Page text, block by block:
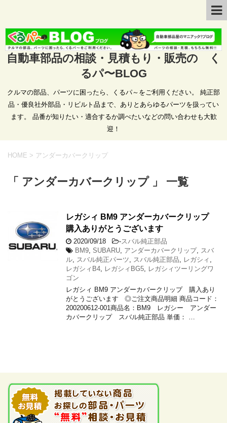
自動車部品の相談・見積もり・販売の く
るパ〜BLOG
クルマの部品、パーツに困ったら、くるパ～をご利用ください。 純正部
品・優良社外部品・リビルト品まで、ありとあらゆるパーツを扱ってい
ます。 品番が知りたい・適合するか調べたいなどの問い合わせも大歓
迎！
HOME > アンダーカバークリップ
「 アンダーカバークリップ 」 一覧
レガシィ BM9 アンダーカバークリップ
購入ありがとうございます
2020/09/18 -スバル純正部品
BM9 SUBARU アンダーカバークリップ, スバ
ル
スバル純正パーツ スバル純正部品 レガシィ
レガシィB4
レガシィBG5
レガシィツーリングワ
ゴン
レガシィ BM9 アンダーカバークリップ 購入あり
がとうございます ◎ご注文商品明細 商品コード：
200200612-001商品名：BM9 レガシー アンダー
カバークリップ スバル純正部品 単価： …